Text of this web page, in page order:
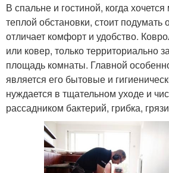
В спальне и гостиной, когда хочется
теплой обстановки, стоит подумать
отличает комфорт и удобство.
или ковер, только территориально
площадь комнаты. Главной
является его бытовые и
нуждается в тщательном уходе и
рассадником бактерий, грибка,